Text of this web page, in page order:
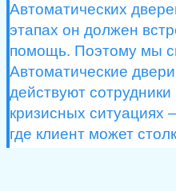
Автоматических
этапах он должен
помощь. Поэтому мы
Автоматические
действуют
кризисных ситуациях
где клиент может